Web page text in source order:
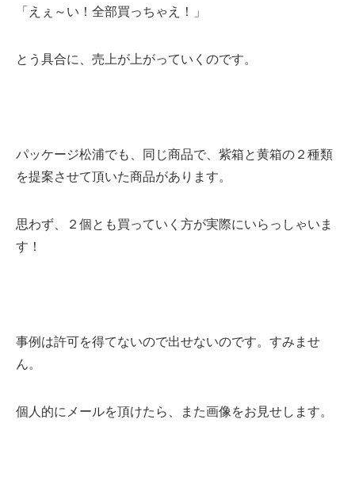
「えぇ～い！全部買っちゃえ！」
とう具合に、売上が上がっていくのです。
パッケージ松浦でも、同じ商品で、紫箱と黄箱の２種類
を提案させて頂いた商品があります。
思わず、２個とも買っていく方が実際にいらっしゃいま
す！
事例は許可を得てないので出せないのです。すみませ
ん。
個人的にメールを頂けたら、また画像をお見せします。